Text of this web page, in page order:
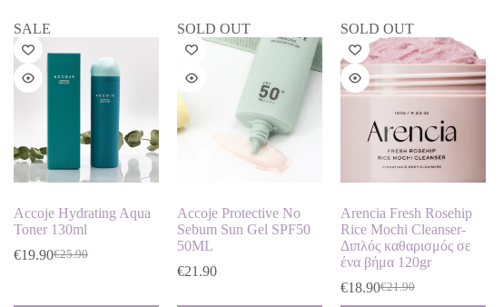
SALE
Accoje Hydrating Aqua
Toner 130ml
€25.90
Original
€19.90Η
SOLD OUT
Accoje Protective No
Sebum Sun Gel SPF50
50ML
€21.90
SOLD OUT
Arencia Fresh Rosehip
Rice Mochi Cleanser-
Διπλός καθαρισμός σε
ένα βήμα 120gr
€21.90
Original
€18.90Η